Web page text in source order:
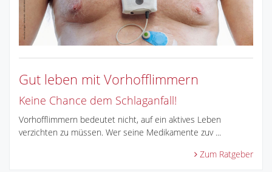
Gut leben mit Vorhofflimmern
Keine Chance dem Schlaganfall!
Vorhofflimmern bedeutet nicht, auf ein aktives Leben
verzichten zu müssen. Wer seine Medikamente zuv ...
Zum Ratgeber